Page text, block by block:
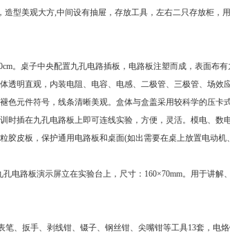
型美观大方,中间设有抽屉，存放工具，左右二只存放柜，
。桌子中央配置九孔电路插板，电路板注塑而成，表面布有
透明直观，内装电阻、电容、电感、二极管、三极管、场效
色元件符号，线条清晰美观。盒体与盒盖采用较科学的压卡
时插在九孔电路板上即可连线实验，方便，灵活。模电、数
胶皮板，保护通用电路板和桌面(如出需要在桌上放置电动机
电路板演示屏立在实验台上，尺寸：160×70mm。用于讲解
、扳手、剥线钳、镊子、钢丝钳、尖嘴钳等工具13套，电烙